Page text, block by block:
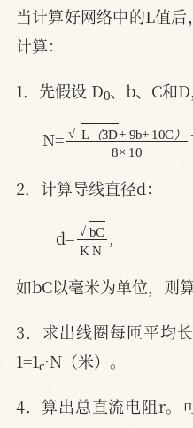
当计算好网络中的L值
计算：
1．先假设 D 、b、C和D
N= （ ）
L （3D+ 9b +10
8×10
2．计算导线直径d：
d=bCK ,
如bC以毫米为单位，则
3．求出线圈每匝平均
1=1 c·N（米）。
4．算出总直流电阻r。
0